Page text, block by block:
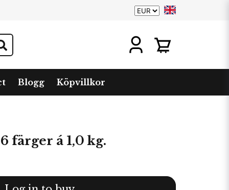
Blogg Köpvillkor
färger á 1,0 kg.